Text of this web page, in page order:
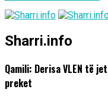
Sharri.info
Qamili: Derisa VLEN të
preket